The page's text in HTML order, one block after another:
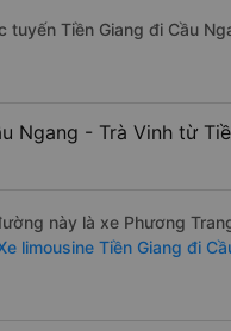
Tiền Giang đi Cầu
Ngang - Trà Vinh từ
này là xe Phương
limousine Tiền Giang đi